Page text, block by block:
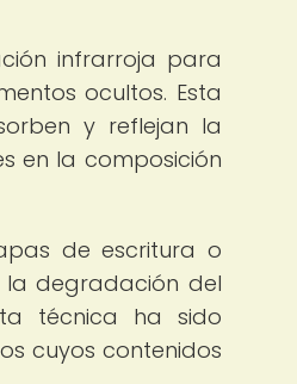
infrarroja para
ocultos. Esta
y reflejan la
en la composición
de escritura o
la degradación del
técnica ha sido
cuyos contenidos